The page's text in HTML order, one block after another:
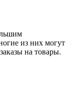
из них могут
на товары.